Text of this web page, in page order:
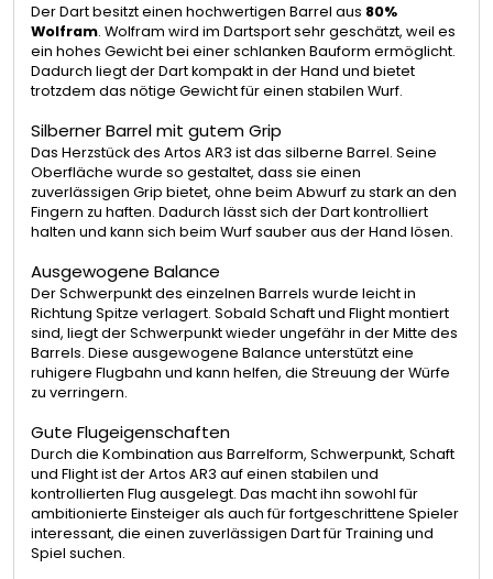
Der Dart besitzt einen hochwertigen Barrel aus 80%
Wolfram. Wolfram wird im Dartsport sehr geschätzt, weil es
ein hohes Gewicht bei einer schlanken Bauform ermöglicht.
Dadurch liegt der Dart kompakt in der Hand und bietet
trotzdem das nötige Gewicht für einen stabilen Wurf.
Silberner Barrel mit gutem Grip
Das Herzstück des Artos AR3 ist das silberne Barrel. Seine
Oberfläche wurde so gestaltet, dass sie einen
zuverlässigen Grip bietet, ohne beim Abwurf zu stark an den
Fingern zu haften. Dadurch lässt sich der Dart kontrolliert
halten und kann sich beim Wurf sauber aus der Hand lösen.
Ausgewogene Balance
Der Schwerpunkt des einzelnen Barrels wurde leicht in
Richtung Spitze verlagert. Sobald Schaft und Flight montiert
sind, liegt der Schwerpunkt wieder ungefähr in der Mitte des
Barrels. Diese ausgewogene Balance unterstützt eine
ruhigere Flugbahn und kann helfen, die Streuung der Würfe
zu verringern.
Gute Flugeigenschaften
Durch die Kombination aus Barrelform, Schwerpunkt, Schaft
und Flight ist der Artos AR3 auf einen stabilen und
kontrollierten Flug ausgelegt. Das macht ihn sowohl für
ambitionierte Einsteiger als auch für fortgeschrittene Spieler
interessant, die einen zuverlässigen Dart für Training und
Spiel suchen.